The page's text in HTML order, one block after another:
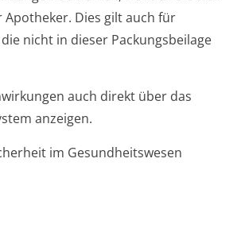
Dies gilt auch für
nicht in dieser Packungsbeilage
auch direkt über das
anzeigen.
im Gesundheitswesen